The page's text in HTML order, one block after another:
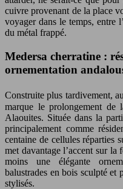
cuivre provenant de la place
voyager dans le temps, entre
du métal frappé.
Medersa cherratine :
ornementation
Construite plus tardivement,
marque le prolongement de
Alaouites. Située dans la
principalement comme
centaine de cellules réparties
met davantage l’accent sur la
moins une élégante
balustrades en bois sculpté et
stylisés.